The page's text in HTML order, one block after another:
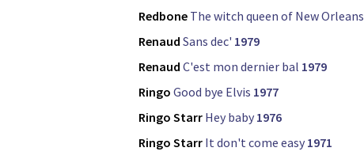
Redbone The witch queen of New Orleans
Renaud Sans dec' 1979
Renaud C'est mon dernier bal 1979
Ringo Good bye Elvis 1977
Ringo Starr Hey baby 1976
Ringo Starr It don't come easy 1971